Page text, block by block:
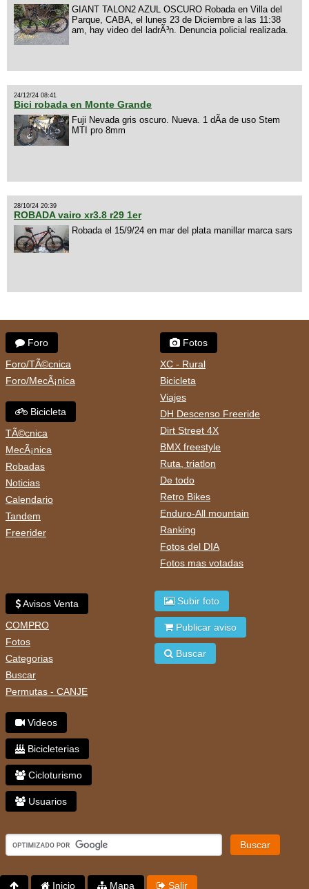
GIANT TALON2 AZUL OSCURO Robada en Villa del
Parque, CABA, el lunes 23 de Diciembre a las 11:38
am, hay video del ladrÃ³n. Denuncia policial realizada.
24/12/24 08:41
Bici robada en Monte Grande
Fuji Nevada gris oscuro. Nueva. 1 dÃ­a de uso Stem
MTI pro 8mm
28/10/24 20:39
ROBADA vairo xr3.8 r29 1er
Robada el 15/9/24 en mar del plata manillar marca sars
Foro
Foro/TÃ©cnica
Foro/MecÃ¡nica
Bicicleta
TÃ©cnica
MecÃ¡nica
Robadas
Noticias
Calendario
Tandem
Freerider
Fotos
XC - Rural
Bicicleta
Viajes
DH Descenso Freeride
Dirt Street 4X
BMX freestyle
Ruta, triatlon
De todo
Retro Bikes
Enduro-All mountain
Ranking
Fotos del DIA
Fotos mas votadas
Avisos Venta
COMPRO
Fotos
Categorias
Buscar
Permutas - CANJE
Videos
Bicicleterias
Cicloturismo
Usuarios
Subir foto
Publicar aviso
Buscar
Buscar
Inicio Mapa Salir